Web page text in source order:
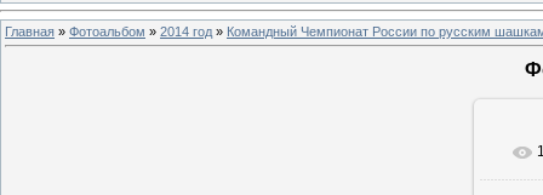
Главная » Фотоальбом » 2014 год » Командный Чемпионат России по русским